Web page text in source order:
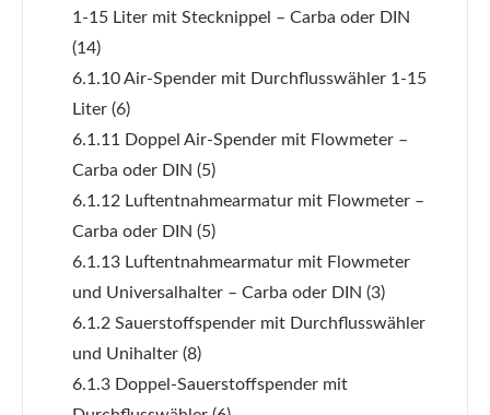
1-15 Liter mit Stecknippel – Carba oder DIN
(14)
6.1.10 Air-Spender mit Durchflusswähler 1-15
Liter (6)
6.1.11 Doppel Air-Spender mit Flowmeter –
Carba oder DIN (5)
6.1.12 Luftentnahmearmatur mit Flowmeter –
Carba oder DIN (5)
6.1.13 Luftentnahmearmatur mit Flowmeter
und Universalhalter – Carba oder DIN (3)
6.1.2 Sauerstoffspender mit Durchflusswähler
und Unihalter (8)
6.1.3 Doppel-Sauerstoffspender mit